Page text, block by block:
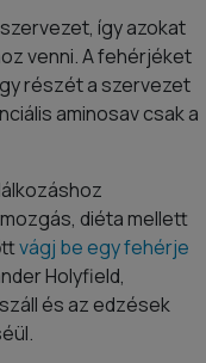
így azokat
venni. A fehérjéket
részét a szervezet
aminosav csak a
diéta mellett
vágj be egy fehérje
Holyfield,
és az edzések